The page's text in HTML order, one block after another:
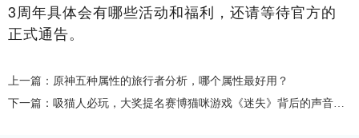
3周年具体会有哪些活动和福利，还请等待官方的
正式通告。
上一篇：原神五种属性的旅行者分析，哪个属性最好用？
下一篇：吸猫人必玩，大奖提名赛博猫咪游戏《迷失》背后的声音制作